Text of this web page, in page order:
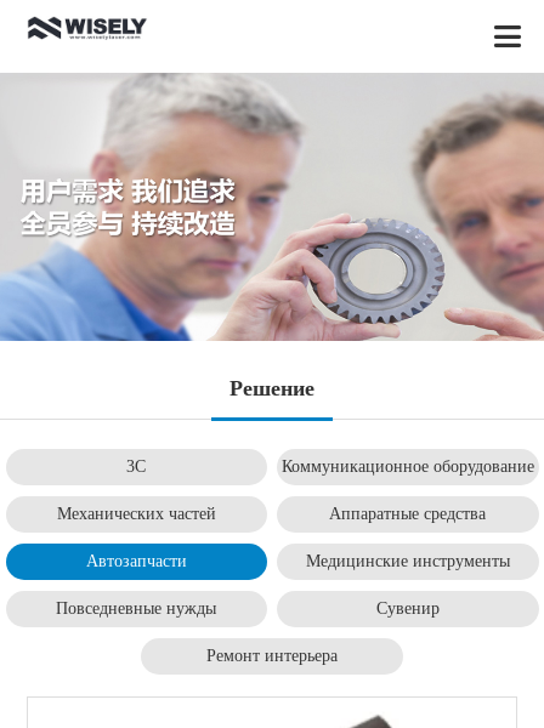
Pешение
3C Коммуникационное оборудование
Механических частей Aппаратные средства
Автозапчасти Mедицинские инструменты
Повседневные нужды Cувенир
Pемонт интерьера